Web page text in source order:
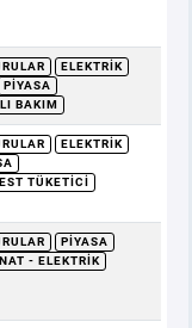
ELEKTRIK
PIYASA
BAKIM
ELEKTRIK
TÜKETICI
PIYASA
- ELEKTRIK